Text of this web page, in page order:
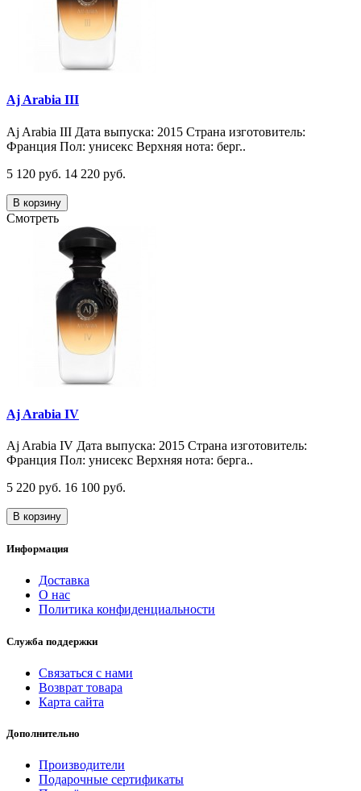
Aj Arabia III
Aj Arabia III Дата выпуска: 2015 Страна изготовитель:
Франция Пол: унисекс Верхняя нота: берг..
5 120 руб. 14 220 руб.
В корзину
Смотреть
Aj Arabia IV
Aj Arabia IV Дата выпуска: 2015 Страна изготовитель:
Франция Пол: унисекс Верхняя нота: берга..
5 220 руб. 16 100 руб.
В корзину
Информация
Доставка
О нас
Политика конфиденциальности
Служба поддержки
Связаться с нами
Возврат товара
Карта сайта
Дополнительно
Производители
Подарочные сертификаты